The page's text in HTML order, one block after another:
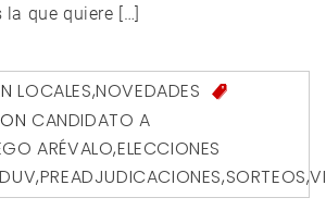
que quiere […]
LOCALES,NOVEDADES
CANDIDATO A
ARÉVALO,ELECCIONES
,PREADJUDICACIONES,SORTEOS,